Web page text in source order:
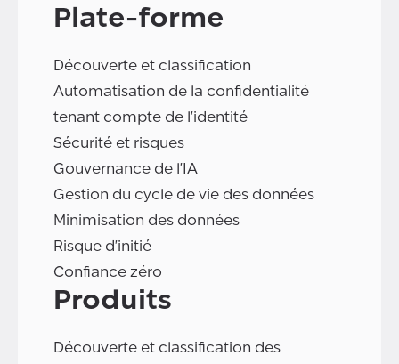
Plate-forme
Découverte et classification
Automatisation de la confidentialité
tenant compte de l'identité
Sécurité et risques
Gouvernance de l'IA
Gestion du cycle de vie des données
Minimisation des données
Risque d'initié
Confiance zéro
Produits
Découverte et classification des